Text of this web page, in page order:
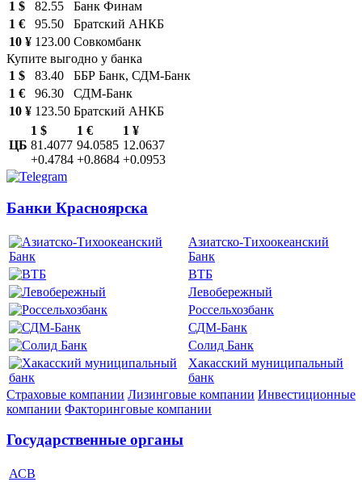
1 $
82.55
Банк Финам
1 €
95.50
Братский АНКБ
10 ¥ 123.00 Совкомбанк
Купите выгодно у банка
1 $
83.40
ББР Банк, СДМ-Банк
1 €
96.30
СДМ-Банк
10 ¥ 123.50 Братский АНКБ
ЦБ
1 $
81.4077
+0.4784
1 €
94.0585
+0.8684
1 ¥
12.0637
+0.0953
Банки Красноярска
Азиатско-Тихоокеанский
Банк
ВТБ
Левобережный
Россельхозбанк
СДМ-Банк
Солид Банк
Хакасский муниципальный
банк
Страховые компании Лизинговые компании Инвестиционные
компании Факторинговые компании
Государственные органы
АСВ